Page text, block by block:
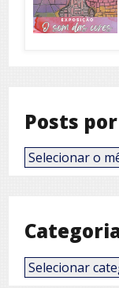
Posts
Posts
por
Categorias
de